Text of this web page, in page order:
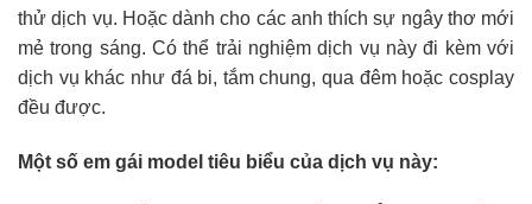
thử dịch vụ. Hoặc dành cho các anh thích sự ngây thơ mới
mẻ trong sáng. Có thể trải nghiệm dịch vụ này đi kèm với
dịch vụ khác như đá bi, tắm chung, qua đêm hoặc cosplay
đều được.
Một số em gái model tiêu biểu của dịch vụ này: